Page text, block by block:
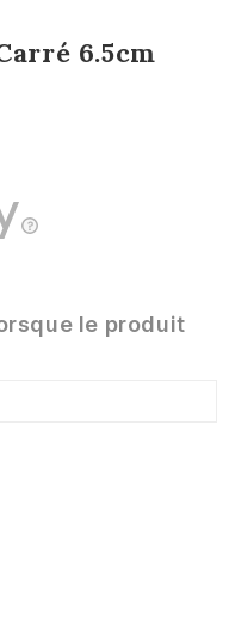
6.5cm
le produit